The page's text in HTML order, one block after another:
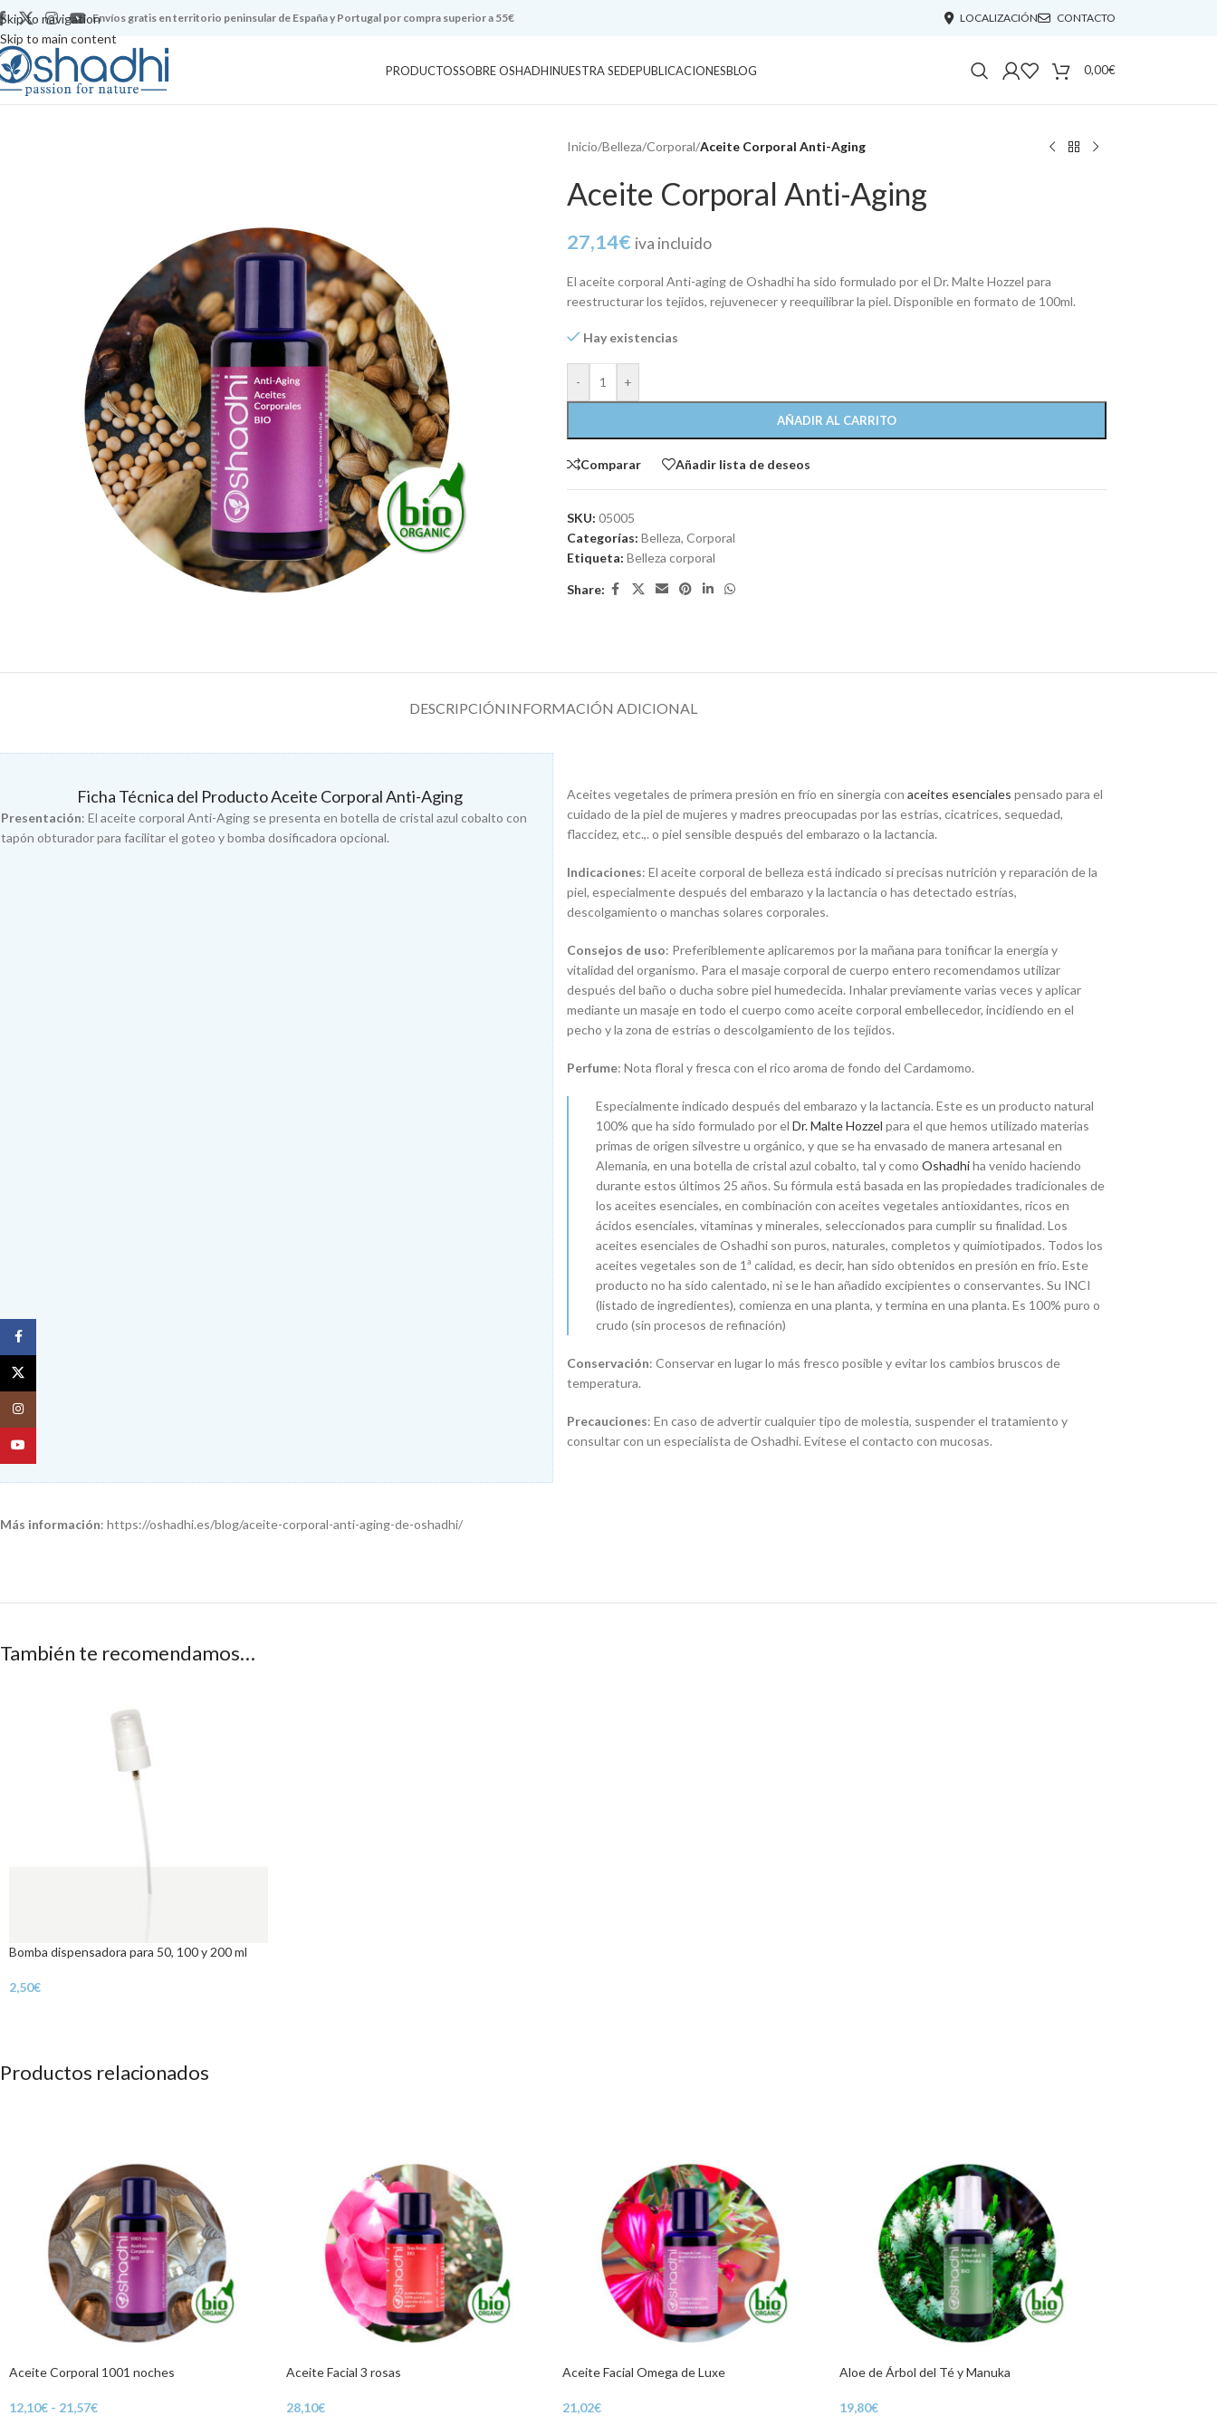
Skip to navigation
Skip to main content
Envíos gratis en territorio peninsular de España y Portugal por compra superior a 55€ LOCALIZACIÓN CONTACTO
PRODUCTOSSOBRE OSHADHINUESTRA SEDEPUBLICACIONESBLOG 0,00€
Inicio/Belleza/Corporal/Aceite Corporal Anti-Aging
Aceite Corporal Anti-Aging
27,14€ iva incluido
El aceite corporal Anti-aging de Oshadhi ha sido formulado por el Dr. Malte Hozzel para
reestructurar los tejidos, rejuvenecer y reequilibrar la piel. Disponible en formato de 100ml.
Hay existencias
- +
AÑADIR AL CARRITO
Comparar Añadir lista de deseos
SKU: 05005
Categorías: Belleza, Corporal
Etiqueta: Belleza corporal
Share:
DESCRIPCIÓNINFORMACIÓN ADICIONAL
Ficha Técnica del Producto Aceite Corporal Anti-Aging
Presentación: El aceite corporal Anti-Aging se presenta en botella de cristal azul cobalto con
tapón obturador para facilitar el goteo y bomba dosificadora opcional.
Aceites vegetales de primera presión en frío en sinergia con aceites esenciales pensado para el
cuidado de la piel de mujeres y madres preocupadas por las estrías, cicatrices, sequedad,
flaccidez, etc.,. o piel sensible después del embarazo o la lactancia.
Indicaciones: El aceite corporal de belleza está indicado si precisas nutrición y reparación de la
piel, especialmente después del embarazo y la lactancia o has detectado estrías,
descolgamiento o manchas solares corporales.
Consejos de uso: Preferiblemente aplicaremos por la mañana para tonificar la energía y
vitalidad del organismo. Para el masaje corporal de cuerpo entero recomendamos utilizar
después del baño o ducha sobre piel humedecida. Inhalar previamente varias veces y aplicar
mediante un masaje en todo el cuerpo como aceite corporal embellecedor, incidiendo en el
pecho y la zona de estrías o descolgamiento de los tejidos.
Perfume: Nota floral y fresca con el rico aroma de fondo del Cardamomo.
Especialmente indicado después del embarazo y la lactancia. Este es un producto natural
100% que ha sido formulado por el Dr. Malte Hozzel para el que hemos utilizado materias
primas de origen silvestre u orgánico, y que se ha envasado de manera artesanal en
Alemania, en una botella de cristal azul cobalto, tal y como Oshadhiha venido haciendo
durante estos últimos 25 años. Su fórmula está basada en las propiedades tradicionales de
los aceites esenciales, en combinación con aceites vegetales antioxidantes, ricos en
ácidos esenciales, vitaminas y minerales, seleccionados para cumplir su finalidad. Los
aceites esenciales de Oshadhi son puros, naturales, completos y quimiotipados. Todos los
aceites vegetales son de 1ª calidad, es decir, han sido obtenidos en presión en frío. Este
producto no ha sido calentado, ni se le han añadido excipientes o conservantes. Su INCI
(listado de ingredientes), comienza en una planta, y termina en una planta. Es 100% puro o
crudo (sin procesos de refinación)
Conservación: Conservar en lugar lo más fresco posible y evitar los cambios bruscos de
temperatura.
Precauciones: En caso de advertir cualquier tipo de molestia, suspender el tratamiento y
consultar con un especialista de Oshadhi. Evítese el contacto con mucosas.
Más información: https://oshadhi.es/blog/aceite-corporal-anti-aging-de-oshadhi/
También te recomendamos…
Bomba dispensadora para 50, 100 y 200 ml
2,50€
Productos relacionados
Aceite Corporal 1001 noches
12,10€ - 21,57€
Aceite Facial 3 rosas
28,10€
Aceite Facial Omega de Luxe
21,02€
Aloe de Árbol del Té y Manuka
19,80€